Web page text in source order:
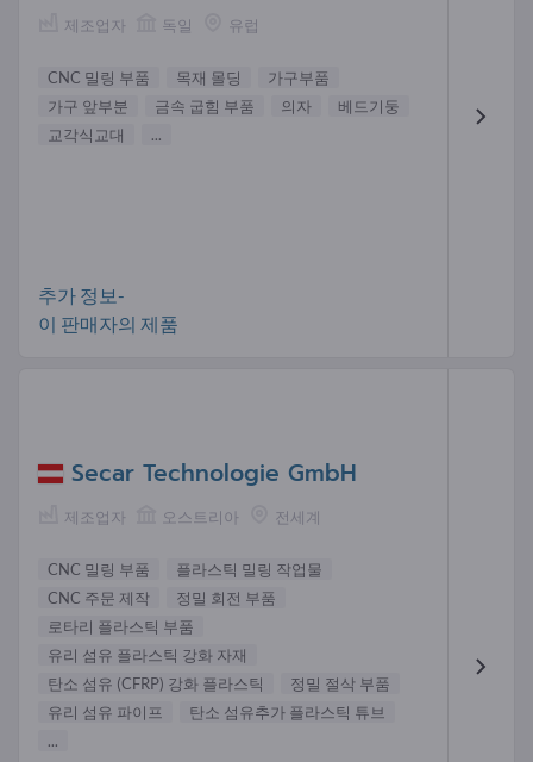
제조업자 독일 유럽
CNC 밀링 부품 목재 몰딩
가구부품
가구 앞부분
금속 굽힘 부품 의자
베드기둥
교각식교대
...
추가 정보-
이 판매자의 제품
Secar Technologie GmbH
제조업자 오스트리아 전세계
CNC 밀링 부품
플라스틱 밀링 작업물
CNC 주문 제작
정밀 회전 부품
로타리 플라스틱 부품
유리 섬유 플라스틱 강화 자재
탄소 섬유 (CFRP) 강화 플라스틱
정밀 절삭 부품
유리 섬유 파이프
탄소 섬유추가 플라스틱 튜브
...